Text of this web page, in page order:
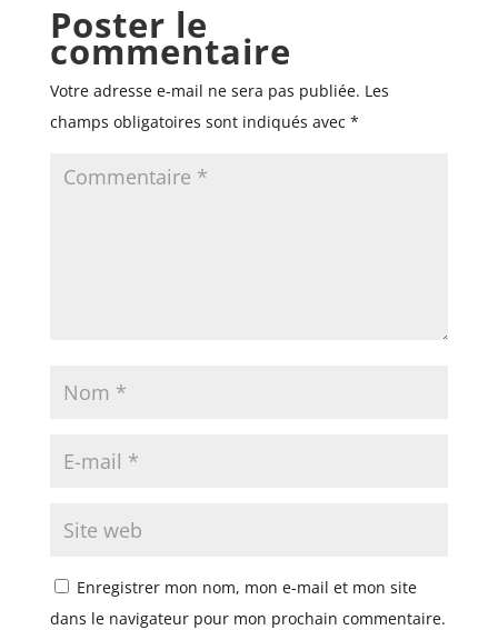
Poster le
commentaire
Votre adresse e-mail ne sera pas publiée. Les
champs obligatoires sont indiqués avec *
Enregistrer mon nom, mon e-mail et mon site
dans le navigateur pour mon prochain commentaire.